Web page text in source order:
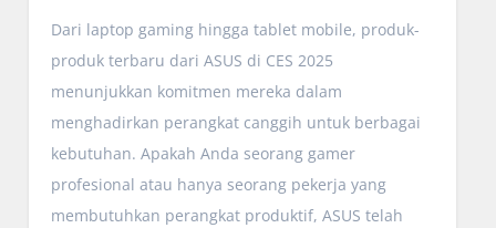
Dari laptop gaming hingga tablet mobile, produk-
produk terbaru dari ASUS di CES 2025
menunjukkan komitmen mereka dalam
menghadirkan perangkat canggih untuk berbagai
kebutuhan. Apakah Anda seorang gamer
profesional atau hanya seorang pekerja yang
membutuhkan perangkat produktif, ASUS telah